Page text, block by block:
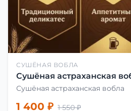
СУШЁНАЯ ВОБЛА
Сушёная астраханская
Сушёная астраханская вобла
1 400 ₽ 1 550 ₽